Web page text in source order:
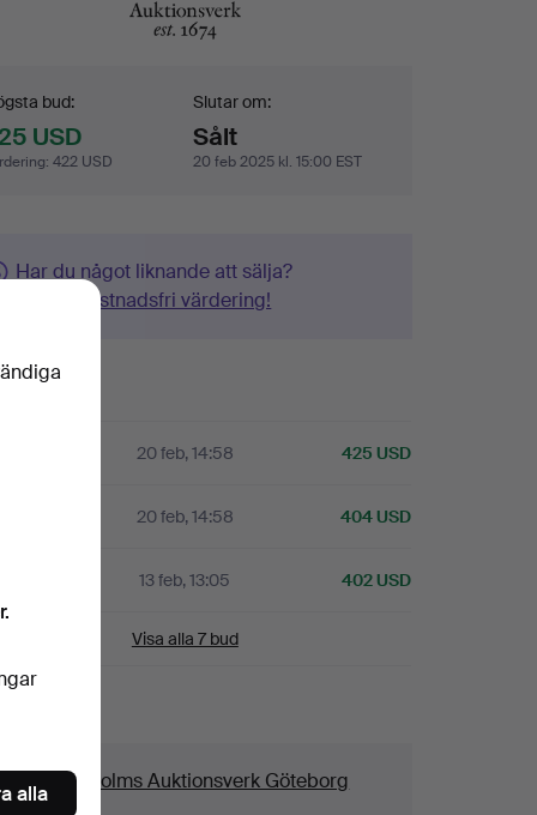
bud:
USD
: 422 USD
Slutar om:
Sålt
20 feb 2025 kl. 15:00 EST
Har du något liknande att sälja?
Gör en kostnadsfri värdering!
20 feb, 14:58 425 USD
20 feb, 14:58 404 USD
13 feb, 13:05 402 USD
Visa alla 7 bud
Stockholms Auktionsverk Göteborg
alla